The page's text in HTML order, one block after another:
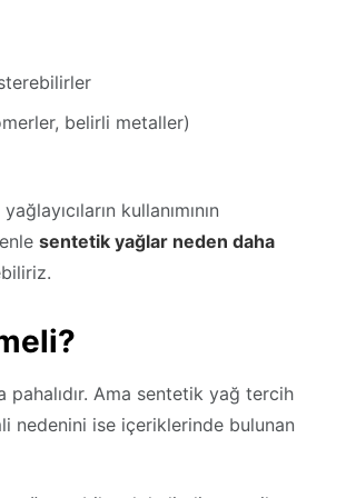
belirli metaller)
kullanımının
sentetik yağlar neden daha
Ama sentetik yağ tercih
nedenini ise içeriklerinde bulunan